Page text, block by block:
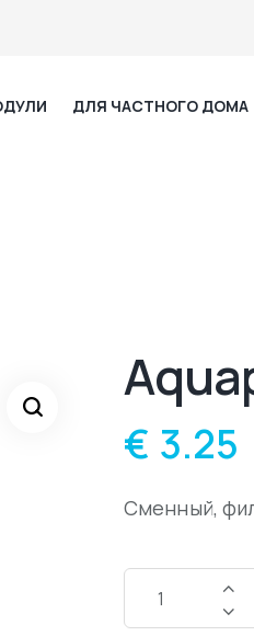
ДЛЯ ЧАСТНОГО ДОМА
€ 3.25
Сменный,